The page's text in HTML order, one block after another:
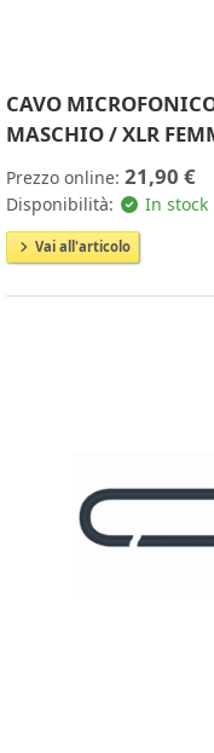
CAVO
MASCHIO / XLR
Prezzo online: 21,90 €
Disponibilità: In stock
Vai all'articolo